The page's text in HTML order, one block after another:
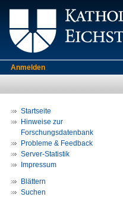
Anmelden
Startseite
Hinweise zur
Forschungsdatenbank
Probleme & Feedback
Server-Statistik
Impressum
Blättern
Suchen